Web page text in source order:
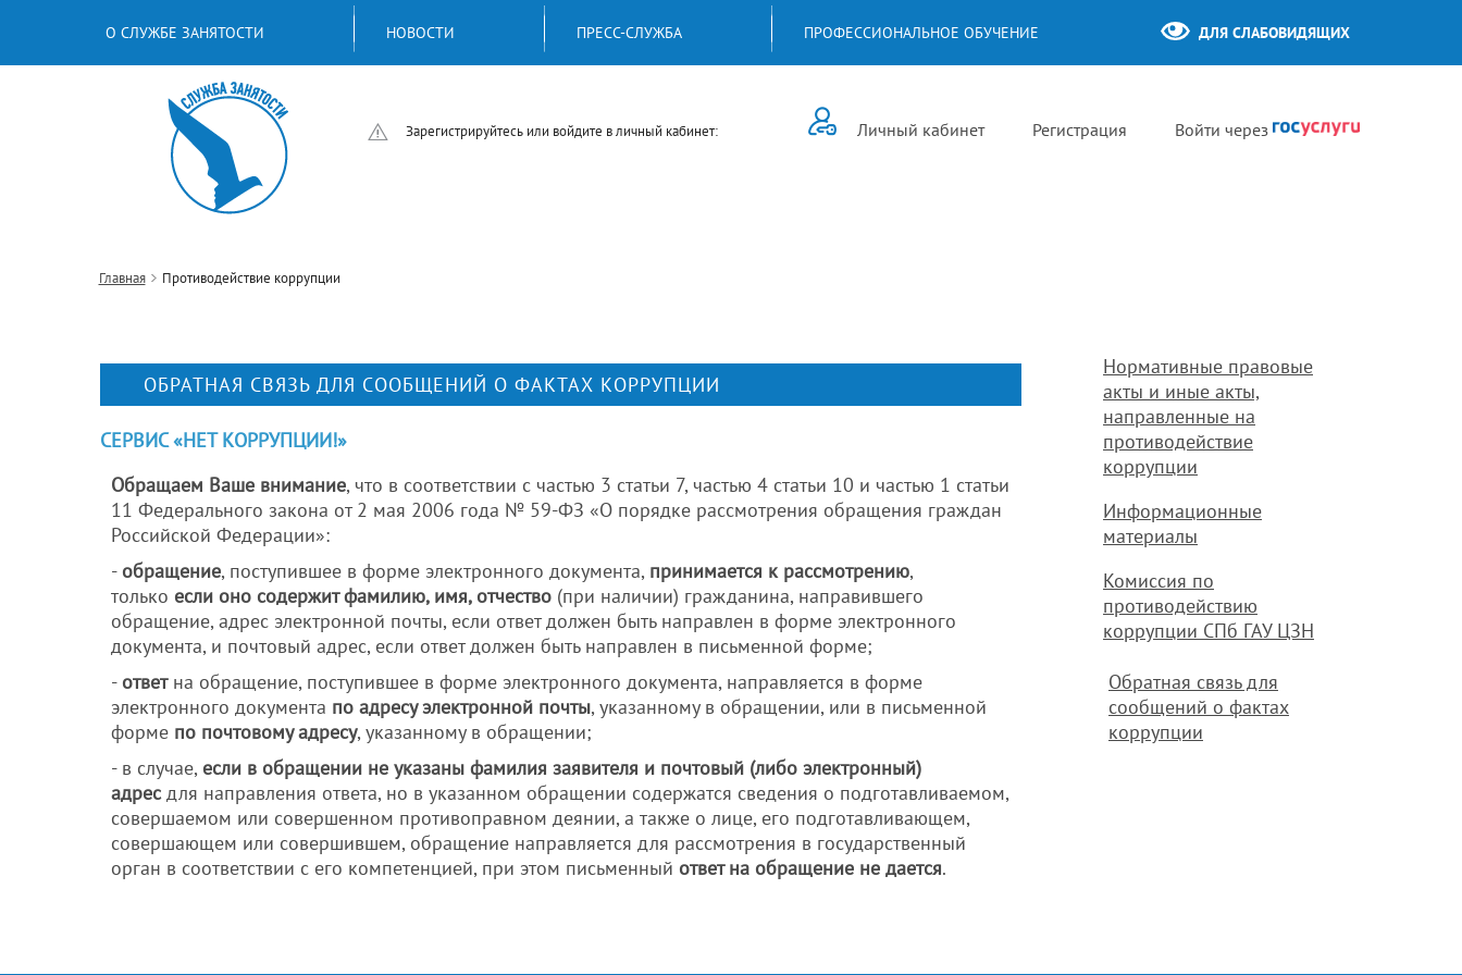
О СЛУЖБЕ ЗАНЯТОСТИ НОВОСТИ ПРЕСС-СЛУЖБА ПРОФЕССИОНАЛЬНОЕ ОБУЧЕНИЕ ДЛЯ СЛАБОВИДЯЩИХ
Зарегистрируйтесь или войдите в личный кабинет: Личный кабинет Регистрация Войти через
Главная Противодействие коррупции
ОБРАТНАЯ СВЯЗЬ ДЛЯ СООБЩЕНИЙ О ФАКТАХ КОРРУПЦИИ
СЕРВИС «НЕТ КОРРУПЦИИ!»
Обращаем Ваше внимание, что в соответствии с частью 3 статьи 7, частью 4 статьи 10 и частью 1 статьи
11 Федерального закона от 2 мая 2006 года № 59-ФЗ «О порядке рассмотрения обращения граждан
Российской Федерации»:
- обращение, поступившее в форме электронного документа, принимается к рассмотрению,
только если оно содержит фамилию, имя, отчество (при наличии) гражданина, направившего
обращение, адрес электронной почты, если ответ должен быть направлен в форме электронного
документа, и почтовый адрес, если ответ должен быть направлен в письменной форме;
- ответна обращение, поступившее в форме электронного документа, направляется в форме
электронного документа по адресу электронной почты, указанному в обращении, или в письменной
форме по почтовому адресу, указанному в обращении;
- в случае, если в обращении не указаны фамилия заявителя и почтовый (либо электронный)
адресдля направления ответа, но в указанном обращении содержатся сведения о подготавливаемом,
совершаемом или совершенном противоправном деянии, а также о лице, его подготавливающем,
совершающем или совершившем, обращение направляется для рассмотрения в государственный
орган в соответствии с его компетенцией, при этом письменный ответ на обращение не дается.
Нормативные правовые
акты и иные акты,
направленные на
противодействие
коррупции
Информационные
материалы
Комиссия по
противодействию
коррупции СПб ГАУ ЦЗН
Обратная связь для
сообщений о фактах
коррупции